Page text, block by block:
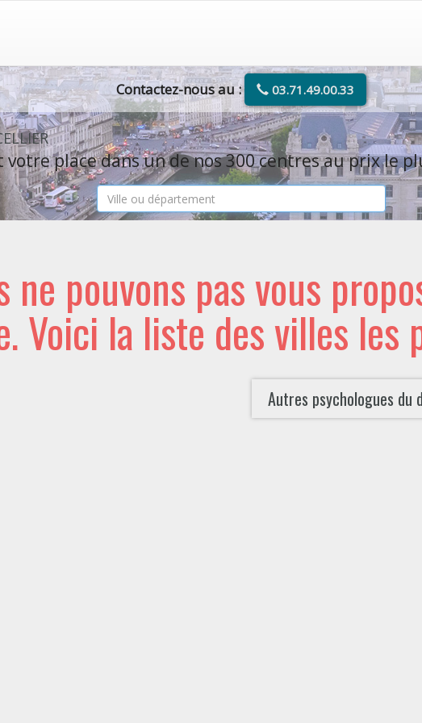
Contactez-nous au : 03.71.49.00.33
place dans un de nos 300 centres au prix le
ne pouvons pas vous
Voici la liste des villes les
Autres psychologues du